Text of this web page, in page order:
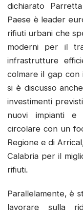
dichiarato
Paese è leader
rifiuti urbani che
moderni per il
infrastrutture
colmare il gap con
si è discusso
investimenti
nuovi impianti e
circolare con un
Regione e di
Calabria per il
rifiuti.
Parallelamente, è
lavorare sulla